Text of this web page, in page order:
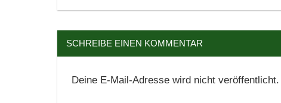
SCHREIBE EINEN KOMMENTAR
Deine E-Mail-Adresse wird nicht veröffentlicht.